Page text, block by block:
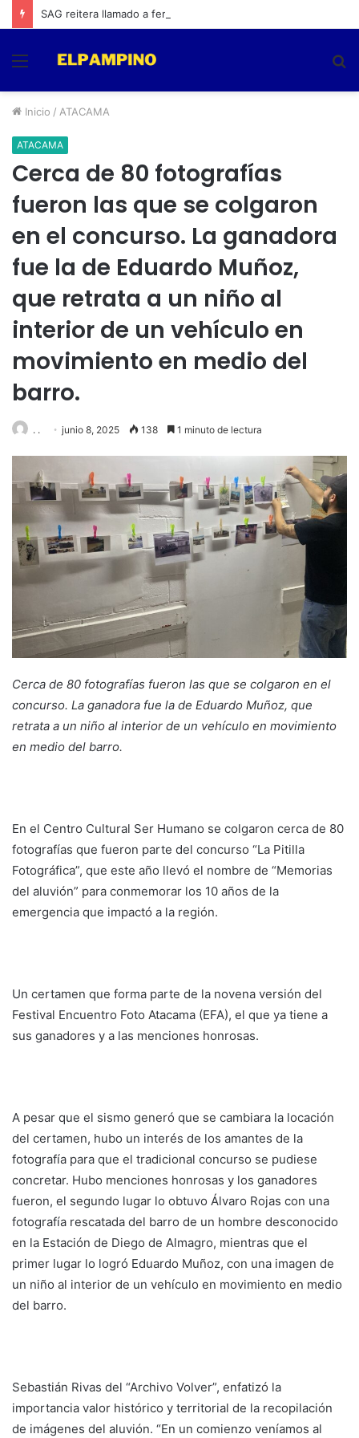
Menú
Inicio / ATACAMA
ATACAMA
Cerca de 80 fotografías
fueron las que se colgaron
en el concurso. La ganadora
fue la de Eduardo Muñoz,
que retrata a un niño al
interior de un vehículo en
movimiento en medio del
barro.
. . junio 8, 2025 138 1 minuto de lectura
Cerca de 80 fotografías fueron las que se colgaron en el
concurso. La ganadora fue la de Eduardo Muñoz, que
retrata a un niño al interior de un vehículo en movimiento
en medio del barro.
En el Centro Cultural Ser Humano se colgaron cerca de 80
fotografías que fueron parte del concurso “La Pitilla
Fotográfica”, que este año llevó el nombre de “Memorias
del aluvión” para conmemorar los 10 años de la
emergencia que impactó a la región.
Un certamen que forma parte de la novena versión del
Festival Encuentro Foto Atacama (EFA), el que ya tiene a
sus ganadores y a las menciones honrosas.
A pesar que el sismo generó que se cambiara la locación
del certamen, hubo un interés de los amantes de la
fotografía para que el tradicional concurso se pudiese
concretar. Hubo menciones honrosas y los ganadores
fueron, el segundo lugar lo obtuvo Álvaro Rojas con una
fotografía rescatada del barro de un hombre desconocido
en la Estación de Diego de Almagro, mientras que el
primer lugar lo logró Eduardo Muñoz, con una imagen de
un niño al interior de un vehículo en movimiento en medio
del barro.
Sebastián Rivas del “Archivo Volver”, enfatizó la
importancia valor histórico y territorial de la recopilación
de imágenes del aluvión. “En un comienzo veníamos al